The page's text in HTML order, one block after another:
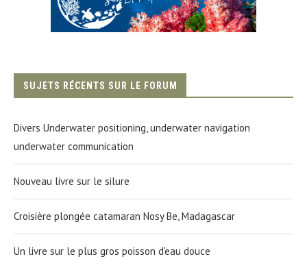
SUJETS RÉCENTS SUR LE FORUM
Divers Underwater positioning, underwater navigation
underwater communication
Nouveau livre sur le silure
Croisière plongée catamaran Nosy Be, Madagascar
Un livre sur le plus gros poisson d'eau douce